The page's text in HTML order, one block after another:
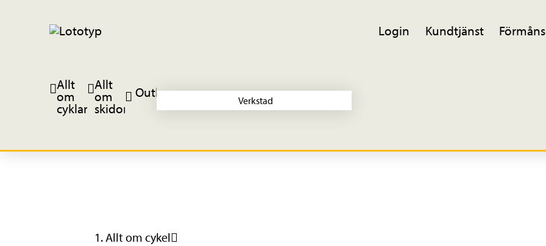
Login Kundtjänst
Allt
om
cyklar
Allt
om
skidor
Outlet
Verkstad
Allt om cykel